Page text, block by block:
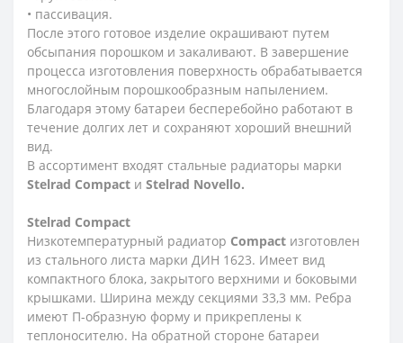
• пассивация.
После этого готовое изделие окрашивают путем
обсыпания порошком и закаливают. В завершение
процесса изготовления поверхность обрабатывается
многослойным порошкообразным напылением.
Благодаря этому батареи бесперебойно работают в
течение долгих лет и сохраняют хороший внешний
вид.
В ассортимент входят стальные радиаторы марки
Stelrad Compact и Stelrad Novello.
Stelrad Compact
Низкотемпературный радиатор Compact изготовлен
из стального листа марки ДИН 1623. Имеет вид
компактного блока, закрытого верхними и боковыми
крышками. Ширина между секциями 33,3 мм. Ребра
имеют П-образную форму и прикреплены к
теплоносителю. На обратной стороне батареи